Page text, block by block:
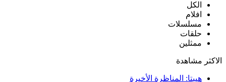
الكل
افلام
مسلسلات
حلقات
ممثلين
الاكثر مشاهدة
هيبتا: المناظرة الأخيرة